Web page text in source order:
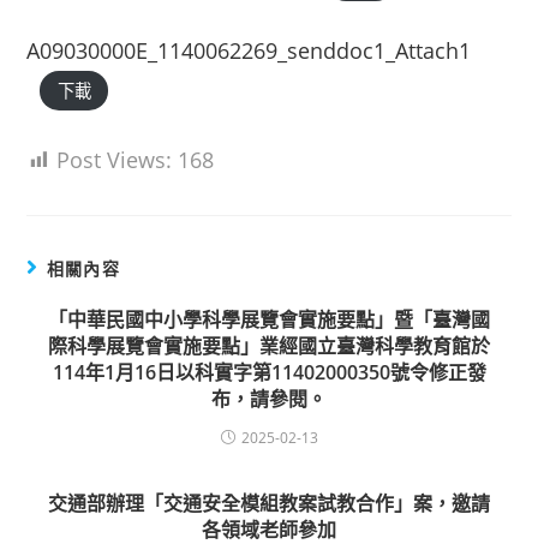
A09030000E_1140062269_senddoc1_Attach1
下載
Post Views: 168
相關內容
「中華民國中小學科學展覽會實施要點」暨「臺灣國
際科學展覽會實施要點」業經國立臺灣科學教育館於
114年1月16日以科實字第11402000350號令修正發
布，請參閱。
2025-02-13
交通部辦理「交通安全模組教案試教合作」案，邀請
各領域老師參加